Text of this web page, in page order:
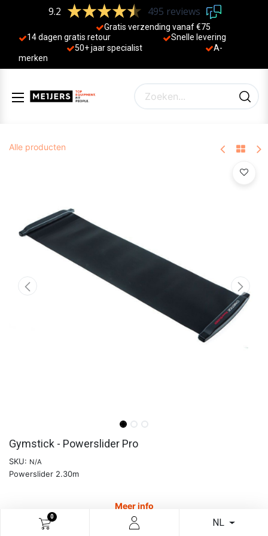
0
NL
9.2 495 reviews
Gratis verzending vanaf €75
14 dagen gratis retour
Sne lle levering
50+ jaar specialist
A-
merken
Alle producten
Gymstick - Powerslider Pro
SKU: N/A
Powerslider 2.30m
Meer info
82,56